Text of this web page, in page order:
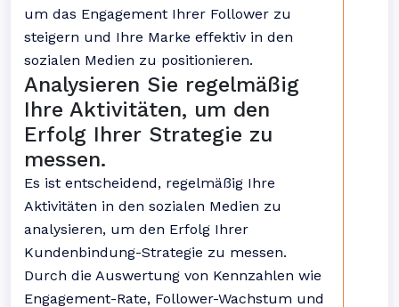
um das Engagement Ihrer Follower zu
steigern und Ihre Marke effektiv in den
sozialen Medien zu positionieren.
Analysieren Sie regelmäßig
Ihre Aktivitäten, um den
Erfolg Ihrer Strategie zu
messen.
Es ist entscheidend, regelmäßig Ihre
Aktivitäten in den sozialen Medien zu
analysieren, um den Erfolg Ihrer
Kundenbindung-Strategie zu messen.
Durch die Auswertung von Kennzahlen wie
Engagement-Rate, Follower-Wachstum und